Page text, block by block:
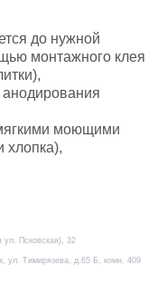
до нужной
монтажного клея
анодирования
мягкими моющими
хлопка),
ул. Псковская), 32
ул. Тимирязева, д.65 Б, комн. 409